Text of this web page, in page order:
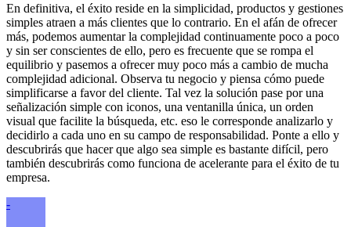
En definitiva, el éxito reside en la simplicidad, productos y gestiones
simples atraen a más clientes que lo contrario. En el afán de ofrecer
más, podemos aumentar la complejidad continuamente poco a poco
y sin ser conscientes de ello, pero es frecuente que se rompa el
equilibrio y pasemos a ofrecer muy poco más a cambio de mucha
complejidad adicional. Observa tu negocio y piensa cómo puede
simplificarse a favor del cliente. Tal vez la solución pase por una
señalización simple con iconos, una ventanilla única, un orden
visual que facilite la búsqueda, etc. eso le corresponde analizarlo y
decidirlo a cada uno en su campo de responsabilidad. Ponte a ello y
descubrirás que hacer que algo sea simple es bastante difícil, pero
también descubrirás como funciona de acelerante para el éxito de tu
empresa.
-